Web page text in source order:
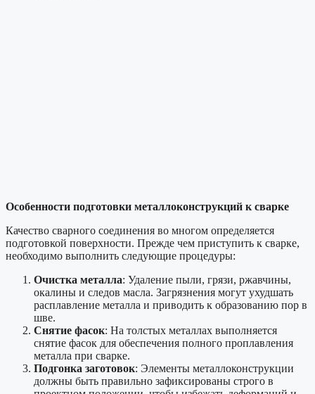
Особенности подготовки металлоконструкций к сварке
Качество сварного соединения во многом определяется
подготовкой поверхности. Прежде чем приступить к сварке,
необходимо выполнить следующие процедуры:
Очистка металла: Удаление пыли, грязи, ржавчины,
окалины и следов масла. Загрязнения могут ухудшать
расплавление металла и приводить к образованию пор в
шве.
Снятие фасок: На толстых металлах выполняется
снятие фасок для обеспечения полного проплавления
металла при сварке.
Подгонка заготовок: Элементы металлоконструкции
должны быть правильно зафиксированы строго в